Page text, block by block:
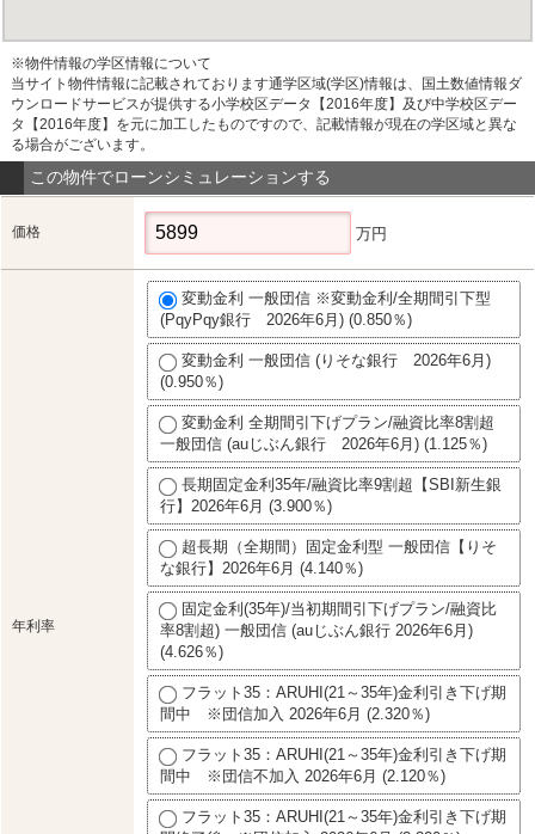
※物件情報の学区情報について
当サイト物件情報に記載されております通学区域(学区)情報は、国土数値情報ダ
ウンロードサービスが提供する小学校区データ【2016年度】及び中学校区デー
タ【2016年度】を元に加工したものですので、記載情報が現在の学区域と異な
る場合がございます。
この物件でローンシミュレーションする
価格 万円
年利率
変動金利 一般団信 ※変動金利/全期間引下型
(PqyPqy銀行 2026年6月) (0.850％)
変動金利 一般団信 (りそな銀行 2026年6月)
(0.950％)
変動金利 全期間引下げプラン/融資比率8割超
一般団信 (auじぶん銀行 2026年6月) (1.125％)
長期固定金利35年/融資比率9割超【SBI新生銀
行】2026年6月 (3.900％)
超長期（全期間）固定金利型 一般団信【りそ
な銀行】2026年6月 (4.140％)
固定金利(35年)/当初期間引下げプラン/融資比
率8割超) 一般団信 (auじぶん銀行 2026年6月)
(4.626％)
フラット35：ARUHI(21～35年)金利引き下げ期
間中 ※団信加入 2026年6月 (2.320％)
フラット35：ARUHI(21～35年)金利引き下げ期
間中 ※団信不加入 2026年6月 (2.120％)
フラット35：ARUHI(21～35年)金利引き下げ期